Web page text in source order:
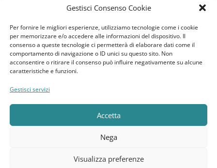
Gestisci Consenso Cookie
Per fornire le migliori esperienze, utilizziamo tecnologie come i cookie
per memorizzare e/o accedere alle informazioni del dispositivo. Il
consenso a queste tecnologie ci permetterà di elaborare dati come il
comportamento di navigazione o ID unici su questo sito. Non
acconsentire o ritirare il consenso può influire negativamente su alcune
caratteristiche e funzioni.
Gestisci servizi
Accetta
Nega
Visualizza preferenze
Indirizzi
Metodi di pagamento
Dettagli account
Lista dei desideri
Realizzato da